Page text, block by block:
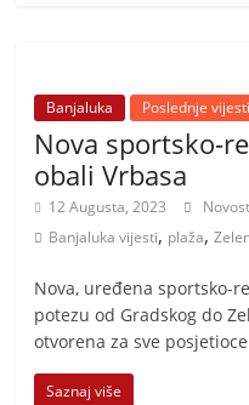
e
s
t
i
Banjaluka Poslednje vijesti
Nova sportsko-
obali Vrbasa
12 Augusta, 2023
Banjaluka vijesti, plaža,
Nova, uređena sportsko-
potezu od Gradskog do
otvorena za sve
Saznaj više